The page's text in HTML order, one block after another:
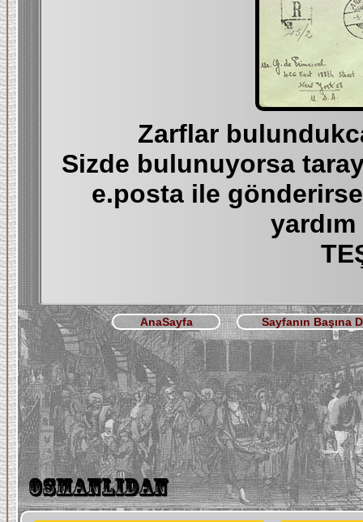
Zarflar
Sizde bulunuyorsa
e.posta ile
AnaSayfa Sayfanın Başına